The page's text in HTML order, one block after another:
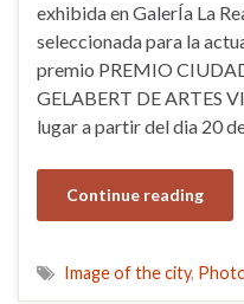
exhibida en GalerÍa La
seleccionada para la
premio PREMIO
GELABERT DE ARTES
lugar a partir del dia 20
Continue reading
Image of the city,